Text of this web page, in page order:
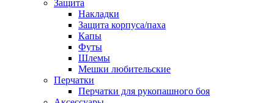
Защита
Накладки
Защита корпуса/паха
Капы
Футы
Шлемы
Мешки любительские
Перчатки
Перчатки для рукопашного боя